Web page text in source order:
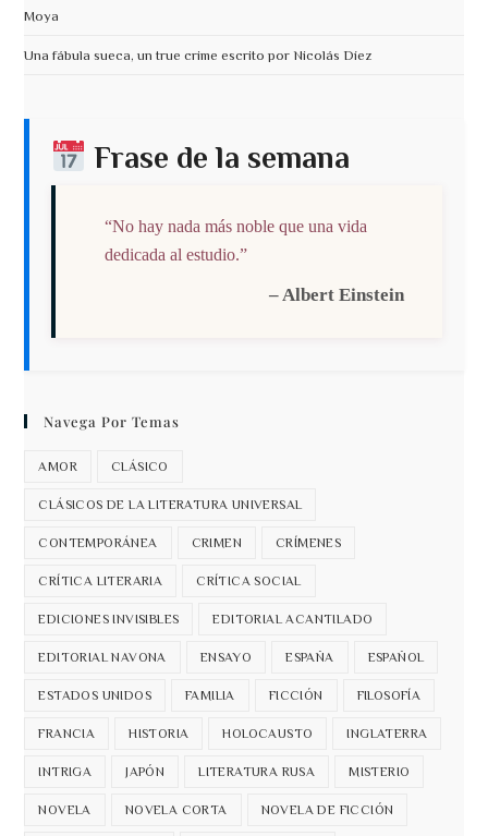
Moya
Una fábula sueca, un true crime escrito por Nicolás Díez
Frase de la semana
“No hay nada más noble que una vida
dedicada al estudio.”
– Albert Einstein
Navega Por Temas
AMOR CLÁSICO
CLÁSICOS DE LA LITERATURA UNIVERSAL
CONTEMPORÁNEA CRIMEN CRÍMENES
CRÍTICA LITERARIA CRÍTICA SOCIAL
EDICIONES INVISIBLES EDITORIAL ACANTILADO
EDITORIAL NAVONA ENSAYO ESPAÑA ESPAÑOL
ESTADOS UNIDOS FAMILIA FICCIÓN FILOSOFÍA
FRANCIA HISTORIA HOLOCAUSTO INGLATERRA
INTRIGA JAPÓN LITERATURA RUSA MISTERIO
NOVELA NOVELA CORTA NOVELA DE FICCIÓN